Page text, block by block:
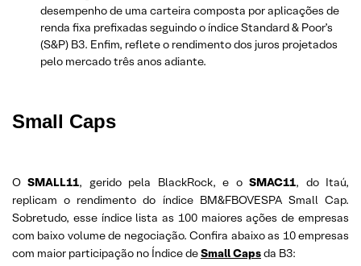
desempenho de uma carteira composta por aplicações de
renda fixa prefixadas seguindo o índice Standard & Poor’s
(S&P) B3. Enfim, reflete o rendimento dos juros projetados
pelo mercado três anos adiante.
Small Caps
OSMALL11, gerido pela BlackRock, e oSMAC11, do Itaú,
replicam o rendimento do índice BM&FBOVESPA Small Cap.
Sobretudo, esse índice lista as 100 maiores ações de empresas
com baixo volume de negociação. Confira abaixo as 10 empresas
com maior participação no Índice deSmall Capsda B3: